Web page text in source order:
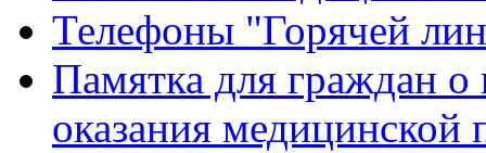
Телефоны "Горячей
Памятка для граждан о
оказания